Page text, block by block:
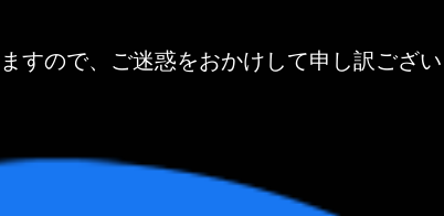
ので、ご迷惑をおかけして申し訳ござ